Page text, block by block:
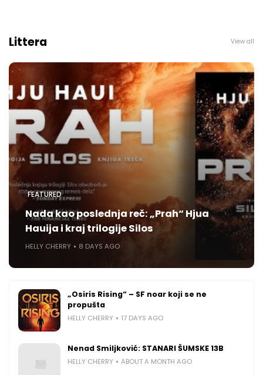
Littera View all
FEATURED
Nada kao poslednja reč: „Prah“ Hjua
Hauija i kraj trilogije Silos
HELLY CHERRY 8 DAYS AGO
„Osiris Rising“ – SF noar koji se ne
propušta
HELLY CHERRY 17 DAYS AGO
Nenad Smiljković: STANARI ŠUMSKE 13B
HELLY CHERRY ABOUT A MONTH AGO